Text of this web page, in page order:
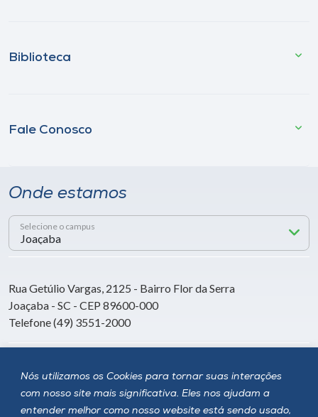
Nós utilizamos os Cookies para tornar suas interações
com nosso site mais significativa. Eles nos ajudam a
entender melhor como nosso website está sendo usado,
Biblioteca
Fale Conosco
Onde estamos
Selecione o campus
Rua Getúlio Vargas, 2125 - Bairro Flor da Serra
Joaçaba - SC - CEP 89600-000
Telefone (49) 3551-2000
Siga a Unoesc